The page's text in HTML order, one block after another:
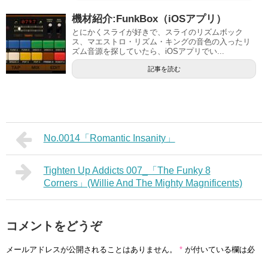
機材紹介:FunkBox（iOSアプリ）
とにかくスライが好きで、スライのリズムボック
ス、マエストロ・リズム・キングの音色の入ったリ
ズム音源を探していたら、iOSアプリでい...
記事を読む
No.0014「Romantic Insanity」
Tighten Up Addicts 007_「The Funky 8
Corners」(Willie And The Mighty Magnificents)
コメントをどうぞ
メールアドレスが公開されることはありません。 * が付いている欄は必